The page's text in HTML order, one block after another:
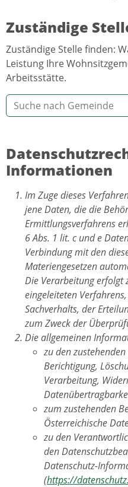
Zuständige
Zuständige Stelle finden:
Leistung Ihre
Arbeitsstätte.
Informationen
Im Zuge dieses
jene Daten, die die
Ermittlungsverfahrens
6 Abs. 1 lit. c und e
Verbindung mit den
Materiengesetzen
Die Verarbeitung erfolgt
eingeleiteten
Sachverhalts, der
zum Zweck der
Die allgemeinen
zu den
Berichtigung,
Verarbeitung,
zum zustehenden
Österreichische
zu den
den
Datenschutz-
(https://